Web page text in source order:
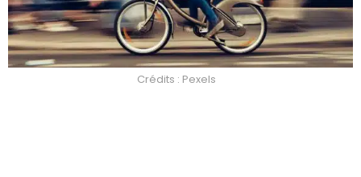
Crédits : Pexels